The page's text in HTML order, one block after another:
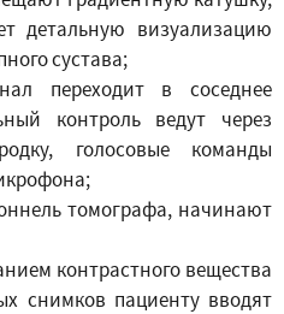
детальную визуализацию
сустава;
переходит в соседнее
контроль ведут через
голосовые команды
томографа, начинают
контрастного вещества
снимков пациенту вводят